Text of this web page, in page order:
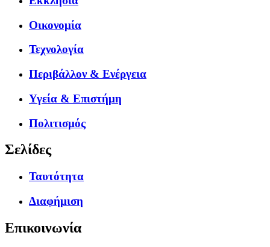
Οικονομία
Τεχνολογία
Περιβάλλον & Ενέργεια
Υγεία & Επιστήμη
Πολιτισμός
Σελίδες
Ταυτότητα
Διαφήμιση
Επικοινωνία